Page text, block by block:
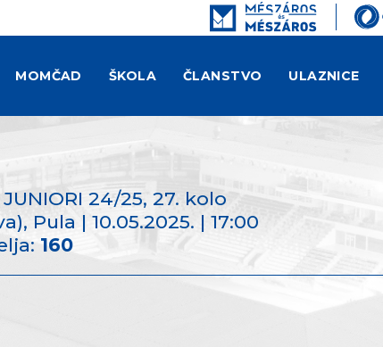
MOMČAD ŠKOLA ČLANSTVO ULAZNICE
24/25, 27. kolo
Pula | 10.05.2025. | 17:00
160